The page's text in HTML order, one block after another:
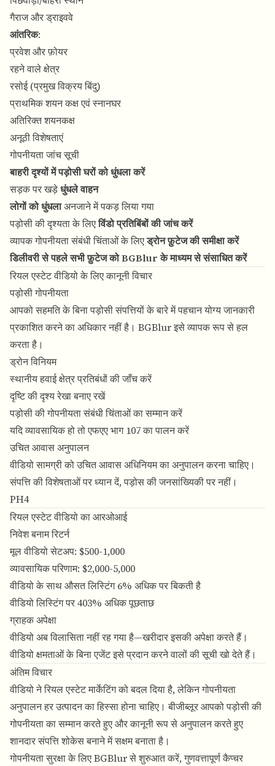
गैराज और ड्राइववे
आंतरिक:
प्रवेश और फ़ोयर
रहने वाले क्षेत्र
रसोई (प्रमुख विक्रय बिंदु)
प्राथमिक शयन कक्ष एवं स्नानघर
अतिरिक्त शयनकक्ष
अनूठी विशेषताएं
गोपनीयता जांच सूची
बाहरी दृश्यों में पड़ोसी घरों को धुंधला करें
सड़क पर खड़ेधुंधले वाहन
लोगों को धुंधलाअनजाने में पकड़ लिया गया
पड़ोसी की दृश्यता के लिएविंडो प्रतिबिंबों की जांच करें
व्यापक गोपनीयता संबंधी चिंताओं के लिएड्रोन फ़ुटेज की समीक्षा करें
डिलीवरी से पहले सभी फ़ुटेज को BGBlur के माध्यम से संसाधित करें
रियल एस्टेट वीडियो के लिए कानूनी विचार
पड़ोसी गोपनीयता
आपको सहमति के बिना पड़ोसी संपत्तियों के बारे में पहचान योग्य जानकारी
प्रकाशित करने का अधिकार नहीं है। BGBlur इसे व्यापक रूप से हल
करता है।
ड्रोन विनियम
स्थानीय हवाई क्षेत्र प्रतिबंधों की जाँच करें
दृष्टि की दृश्य रेखा बनाए रखें
पड़ोसी की गोपनीयता संबंधी चिंताओं का सम्मान करें
यदि व्यावसायिक हो तो एफएए भाग 107 का पालन करें
उचित आवास अनुपालन
वीडियो सामग्री को उचित आवास अधिनियम का अनुपालन करना चाहिए।
संपत्ति की विशेषताओं पर ध्यान दें, पड़ोस की जनसांख्यिकी पर नहीं।
PH4
रियल एस्टेट वीडियो का आरओआई
निवेश बनाम रिटर्न
मूल वीडियो सेटअप: $500-1,000
व्यावसायिक परिणाम: $2,000-5,000
वीडियो के साथ औसत लिस्टिंग 6% अधिक पर बिकती है
वीडियो लिस्टिंग पर 403% अधिक पूछताछ
ग्राहक अपेक्षा
वीडियो अब विलासिता नहीं रह गया है—खरीदार इसकी अपेक्षा करते हैं।
वीडियो क्षमताओं के बिना एजेंट इसे प्रदान करने वालों की सूची खो देते हैं।
अंतिम विचार
वीडियो ने रियल एस्टेट मार्केटिंग को बदल दिया है, लेकिन गोपनीयता
अनुपालन हर उत्पादन का हिस्सा होना चाहिए। बीजीब्लूर आपको पड़ोसी की
गोपनीयता का सम्मान करते हुए और कानूनी रूप से अनुपालन करते हुए
शानदार संपत्ति शोकेस बनाने में सक्षम बनाता है।
गोपनीयता सुरक्षा के लिए BGBlur से शुरुआत करें, गुणवत्तापूर्ण कैप्चर